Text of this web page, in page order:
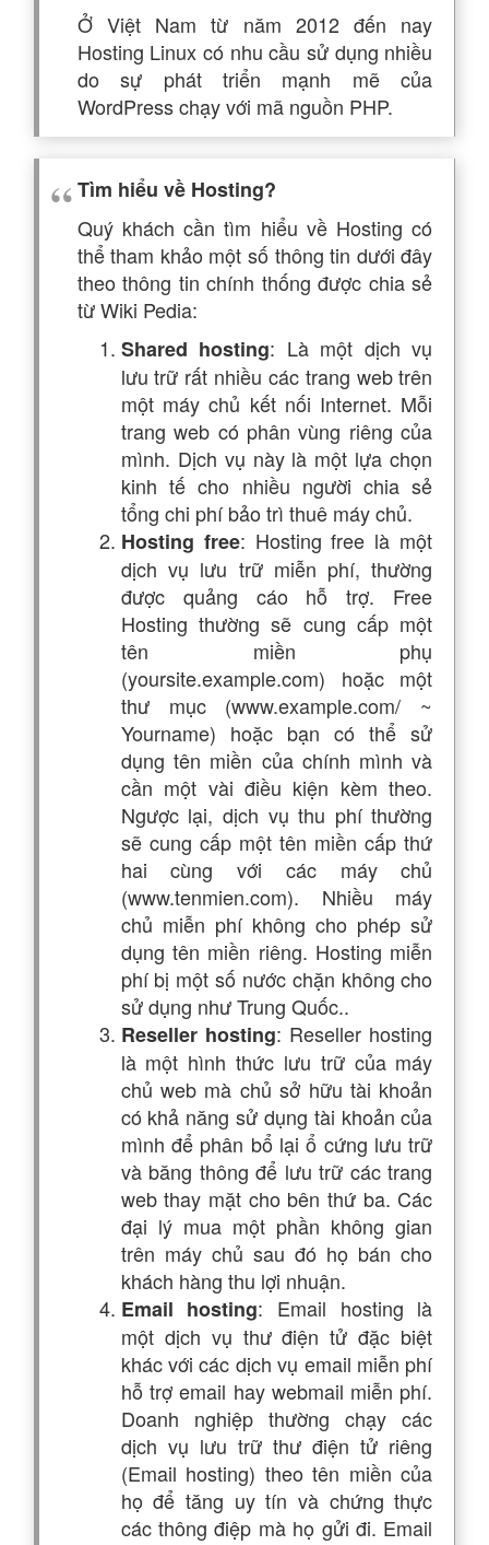
Ở Việt Nam từ năm 2012 đến nay
Hosting Linux có nhu cầu sử dụng nhiều
do sự phát triển mạnh mẽ của
WordPress chạy với mã nguồn PHP.
Tìm hiểu về Hosting?
Quý khách cần tìm hiểu về Hosting có
thể tham khảo một số thông tin dưới đây
theo thông tin chính thống được chia sẻ
từ Wiki Pedia:
Shared hosting: Là một dịch vụ
lưu trữ rất nhiều các trang web trên
một máy chủ kết nối Internet. Mỗi
trang web có phân vùng riêng của
mình. Dịch vụ này là một lựa chọn
kinh tế cho nhiều người chia sẻ
tổng chi phí bảo trì thuê máy chủ.
Hosting free: Hosting free là một
dịch vụ lưu trữ miễn phí, thường
được quảng cáo hỗ trợ. Free
Hosting thường sẽ cung cấp một
tên miền phụ
(yoursite.example.com) hoặc một
thư mục (www.example.com/ ~
Yourname) hoặc bạn có thể sử
dụng tên miền của chính mình và
cần một vài điều kiện kèm theo.
Ngược lại, dịch vụ thu phí thường
sẽ cung cấp một tên miền cấp thứ
hai cùng với các máy chủ
(www.tenmien.com). Nhiều máy
chủ miễn phí không cho phép sử
dụng tên miền riêng. Hosting miễn
phí bị một số nước chặn không cho
sử dụng như Trung Quốc..
Reseller hosting: Reseller hosting
là một hình thức lưu trữ của máy
chủ web mà chủ sở hữu tài khoản
có khả năng sử dụng tài khoản của
mình để phân bổ lại ổ cứng lưu trữ
và băng thông để lưu trữ các trang
web thay mặt cho bên thứ ba. Các
đại lý mua một phần không gian
trên máy chủ sau đó họ bán cho
khách hàng thu lợi nhuận.
Email hosting: Email hosting là
một dịch vụ thư điện tử đặc biệt
khác với các dịch vụ email miễn phí
hỗ trợ email hay webmail miễn phí.
Doanh nghiệp thường chạy các
dịch vụ lưu trữ thư điện tử riêng
(Email hosting) theo tên miền của
họ để tăng uy tín và chứng thực
các thông điệp mà họ gửi đi. Email